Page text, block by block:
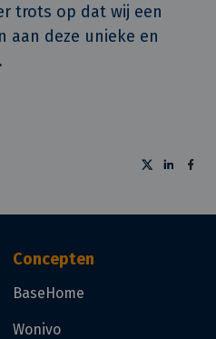
trots op dat wij een
aan deze unieke en
Concepten
BaseHome
Wonivo